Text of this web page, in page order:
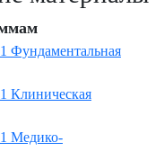
Фундаментальная
Клиническая
Медико-